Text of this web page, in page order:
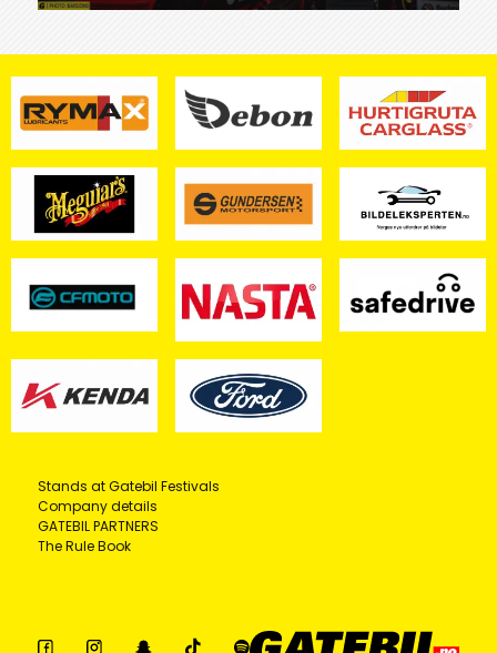
Stands at Gatebil Festivals
Company details
GATEBIL PARTNERS
The Rule Book